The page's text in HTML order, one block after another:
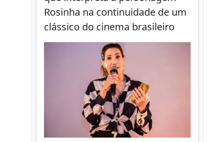
Rosinha na continuidade de um
clássico do cinema brasileiro